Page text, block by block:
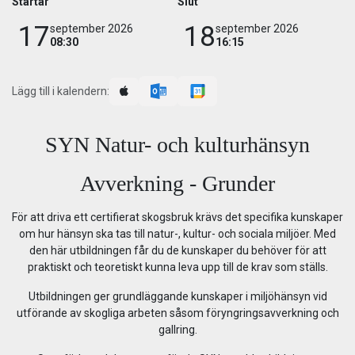
17september 2026
08:30
18september 2026
16:15
Lägg till i kalendern:
SYN Natur- och kulturhänsyn
Avverkning - Grunder
För att driva ett certifierat skogsbruk krävs det specifika kunskaper
om hur hänsyn ska tas till natur-, kultur- och sociala miljöer. Med
den här utbildningen får du de kunskaper du behöver för att
praktiskt och teoretiskt kunna leva upp till de krav som ställs.
Utbildningen ger grundläggande kunskaper i miljöhänsyn vid
utförande av skogliga arbeten såsom föryngringsavverkning och
gallring.